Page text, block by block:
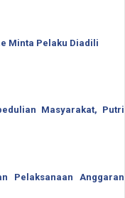
Minta Pelaku Diadili
Masyarakat, Putri
Pelaksanaan Anggaran